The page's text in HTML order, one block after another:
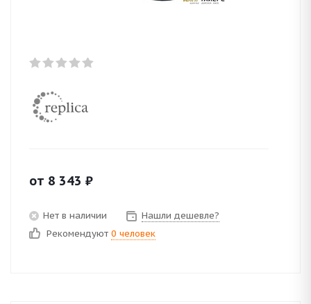
от 8 343 ₽
Нет в наличии
Нашли дешевле?
Рекомендуют 0 человек